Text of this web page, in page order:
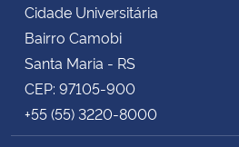
Cidade Universitária
Bairro Camobi
Santa Maria - RS
CEP: 97105-900
+55 (55) 3220-8000